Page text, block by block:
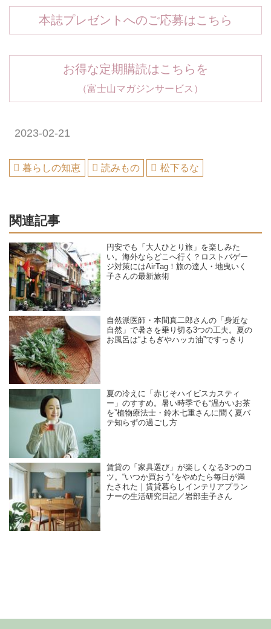
本誌プレゼントへのご応募はこちら
お得な定期購読はこちらを
（富士山マガジンサービス）
2023-02-21
暮らしの知恵 読みもの 松下るな
関連記事
円安でも「大人ひとり旅」を楽しみた
い。海外ならどこへ行く？ロストバゲー
ジ対策にはAirTag！旅の達人・地曳いく
子さんの最新旅術
自然派医師・本間真二郎さんの「身近な
自然」で暑さを乗り切る3つの工夫。夏の
お風呂は“よもぎやハッカ油”ですっきり
夏の冷えに「赤じそハイビスカスティ
ー」のすすめ。暑い時季でも“温かいお茶
を”植物療法士・鈴木七重さんに聞く夏バ
テ知らずの過ごし方
賃貸の「家具選び」が楽しくなる3つのコ
ツ。“いつか買おう”をやめたら毎日が満
たされた｜賃貸暮らしインテリアプラン
ナーの生活研究日記／岩部圭子さん